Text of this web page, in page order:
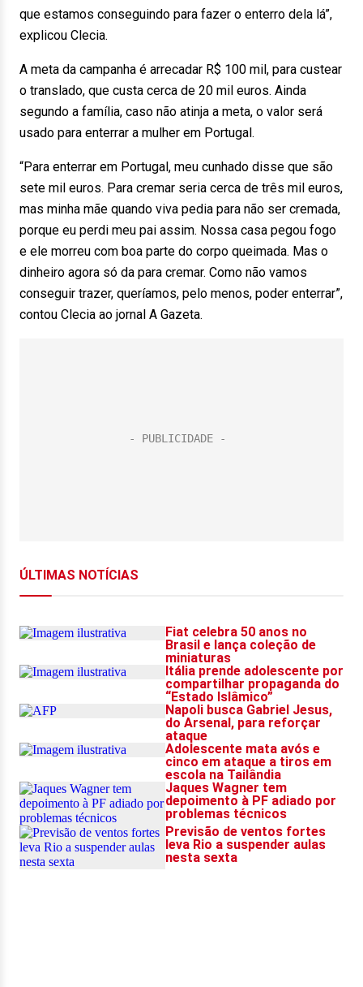
que estamos conseguindo para fazer o enterro dela lá”,
explicou Clecia.
A meta da campanha é arrecadar R$ 100 mil, para custear
o translado, que custa cerca de 20 mil euros. Ainda
segundo a família, caso não atinja a meta, o valor será
usado para enterrar a mulher em Portugal.
“Para enterrar em Portugal, meu cunhado disse que são
sete mil euros. Para cremar seria cerca de três mil euros,
mas minha mãe quando viva pedia para não ser cremada,
porque eu perdi meu pai assim. Nossa casa pegou fogo
e ele morreu com boa parte do corpo queimada. Mas o
dinheiro agora só da para cremar. Como não vamos
conseguir trazer, queríamos, pelo menos, poder enterrar”,
contou Clecia ao jornal A Gazeta.